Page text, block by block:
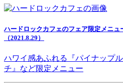
ハードロックカフェのフェア限定メニュ
（2021.8.29）
ハワイ感あふれる『パイナップ
チ』など限定メニュー